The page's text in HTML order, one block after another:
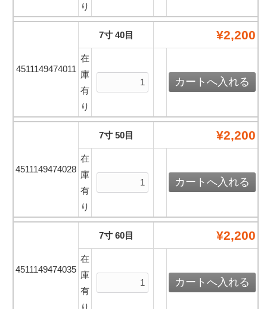
り
4511149474011
7寸 40目 ¥2,200
在
庫
有
り
4511149474028
7寸 50目 ¥2,200
在
庫
有
り
4511149474035
7寸 60目 ¥2,200
在
庫
有
り